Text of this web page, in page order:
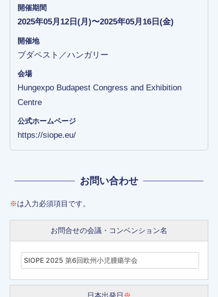
開催期間
2025年05月12日(月)〜2025年05月16日(金)
開催地
ブダペスト／ハンガリー
会場
Hungexpo Budapest Congress and Exhibition
Centre
公式ホームページ
https://siope.eu/
お問い合わせ
※は入力必須項目です。
お問合せの会議・コンベンション名
日本出発日 ※